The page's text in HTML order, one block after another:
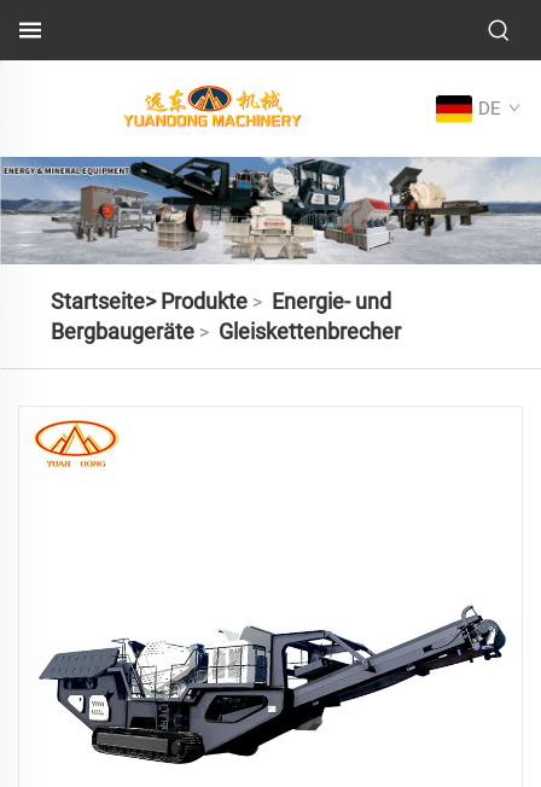
DE
Startseite> Produkte> Energie- und
Bergbaugeräte> Gleiskettenbrecher